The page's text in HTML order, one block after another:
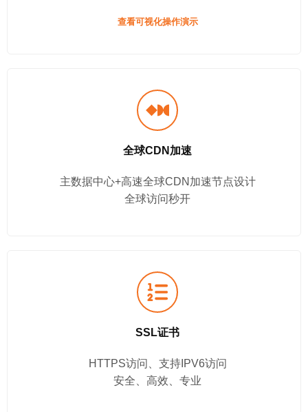
查看可视化操作演示
全球CDN加速
主数据中心+高速全球CDN加速节点设计
全球访问秒开
SSL证书
HTTPS访问、支持IPV6访问
安全、高效、专业